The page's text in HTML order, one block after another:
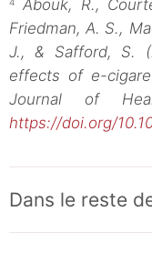
Abouk, R.,
Friedman, A. S.,
J., & Safford, S.
effects of e-
Journal of
https://doi.org/
Dans le reste